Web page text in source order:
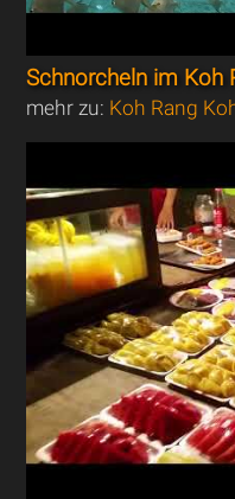
Schnorcheln im Koh
mehr zu: Koh Rang